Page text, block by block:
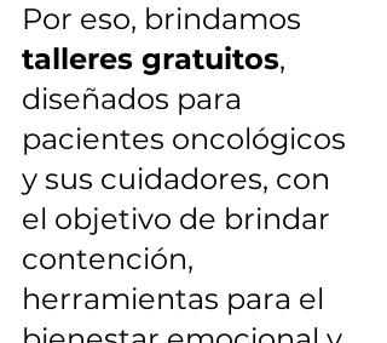
Por eso, brindamos
talleres gratuitos,
diseñados para
pacientes oncológicos
y sus cuidadores, con
el objetivo de brindar
contención,
herramientas para el